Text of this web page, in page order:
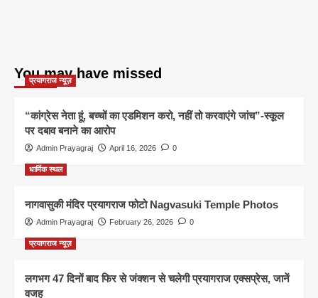
You may have missed
प्रयागराज न्यूज़
“कांग्रेस नेता हूं, बच्चों का एडमिशन करो, नहीं तो करवाएंगे जांच”-स्कूल
पर दबाव बनाने का आरोप
Admin Prayagraj April 16, 2026 0
धार्मिक स्थल
नागवासुकी मंदिर प्रयागराज फोटो Nagvasuki Temple Photos
Admin Prayagraj February 26, 2026 0
प्रयागराज न्यूज़
लगभग 47 दिनों बाद फिर से जंक्शन से चलेगी प्रयागराज एक्सप्रेस, जानें
वजह